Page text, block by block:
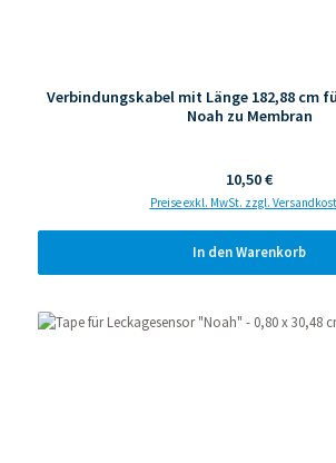
Verbindungskabel mit Länge 182,88 cm
Noah zu Membran
Regulärer Preis:
10,50 €
Preise exkl. MwSt. zzgl.
In den Warenkorb